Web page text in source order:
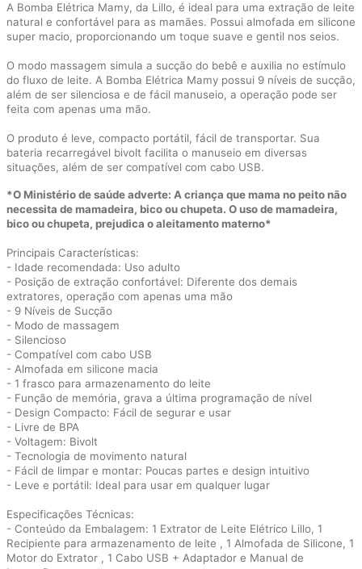
A Bomba Elétrica Mamy, da Lillo, é ideal para uma extração de leite
natural e confortável para as mamães. Possui almofada em silicone
super macio, proporcionando um toque suave e gentil nos seios.
O modo massagem simula a sucção do bebê e auxilia no estímulo
do fluxo de leite. A Bomba Elétrica Mamy possui 9 níveis de sucção,
além de ser silenciosa e de fácil manuseio, a operação pode ser
feita com apenas uma mão.
O produto é leve, compacto portátil, fácil de transportar. Sua
bateria recarregável bivolt facilita o manuseio em diversas
situações, além de ser compatível com cabo USB.
*O Ministério de saúde adverte: A criança que mama no peito não
necessita de mamadeira, bico ou chupeta. O uso de mamadeira,
bico ou chupeta, prejudica o aleitamento materno*
Principais Características:
- Idade recomendada: Uso adulto
- Posição de extração confortável: Diferente dos demais
extratores, operação com apenas uma mão
- 9 Níveis de Sucção
- Modo de massagem
- Silencioso
- Compatível com cabo USB
- Almofada em silicone macia
- 1 frasco para armazenamento do leite
- Função de memória, grava a última programação de nível
- Design Compacto: Fácil de segurar e usar
- Livre de BPA
- Voltagem: Bivolt
- Tecnologia de movimento natural
- Fácil de limpar e montar: Poucas partes e design intuitivo
- Leve e portátil: Ideal para usar em qualquer lugar
Especificações Técnicas:
- Conteúdo da Embalagem: 1 Extrator de Leite Elétrico Lillo, 1
Recipiente para armazenamento de leite , 1 Almofada de Silicone, 1
Motor do Extrator , 1 Cabo USB + Adaptador e Manual de